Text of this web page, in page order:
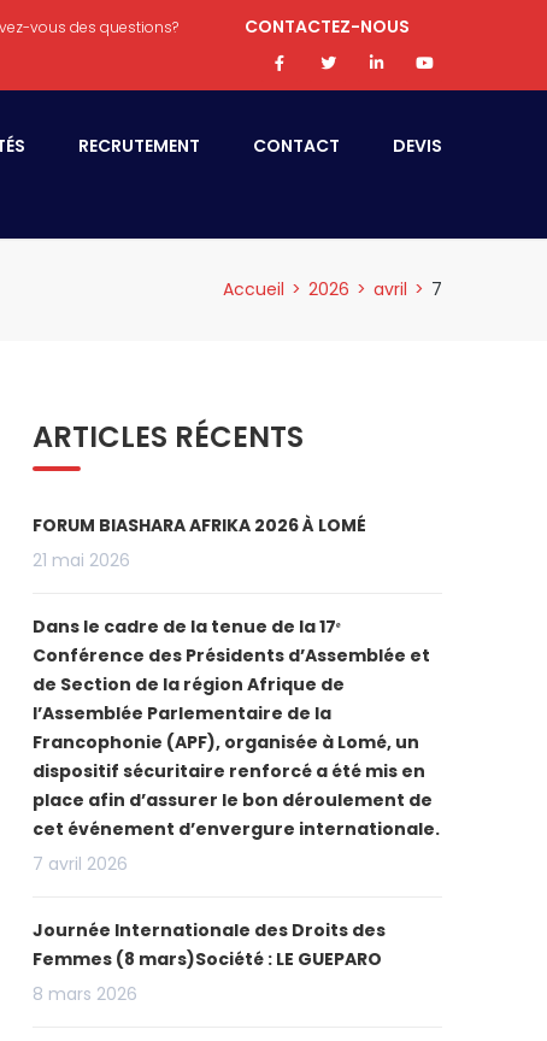
vous des questions? CONTACTEZ-NOUS
RECRUTEMENT CONTACT DEVIS
Accueil > 2026 > avril > 7
ARTICLES RÉCENTS
FORUM BIASHARA AFRIKA 2026 À LOMÉ
21 mai 2026
Dans le cadre de la tenue de la 17ᵉ
Conférence des Présidents d’Assemblée et
de Section de la région Afrique de
l’Assemblée Parlementaire de la
Francophonie (APF), organisée à Lomé, un
dispositif sécuritaire renforcé a été mis en
place afin d’assurer le bon déroulement de
cet événement d’envergure internationale.
7 avril 2026
Journée Internationale des Droits des
Femmes (8 mars)Société : LE GUEPARO
8 mars 2026